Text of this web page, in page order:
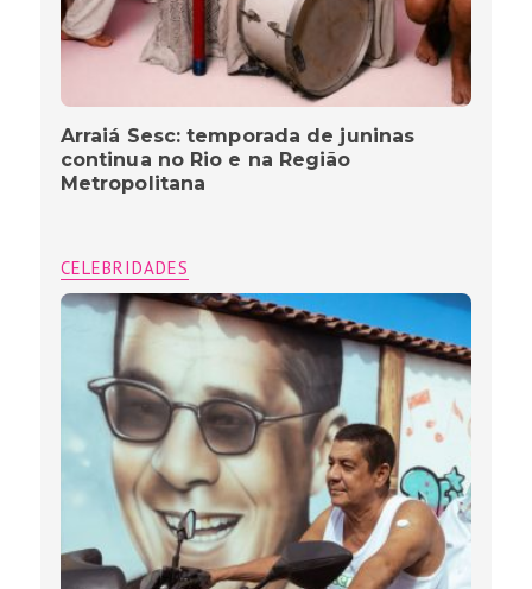
Arraiá Sesc: temporada de juninas
continua no Rio e na Região
Metropolitana
CELEBRIDADES